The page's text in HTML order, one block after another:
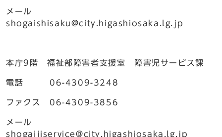
メール
shogaishisaku@city.higashiosaka.lg.jp
本庁9階 福祉部障害者支援室 障害児サービス課
電話 06-4309-3248
ファクス 06-4309-3856
メール
shogaijiservice@city.higashiosaka.lg.jp